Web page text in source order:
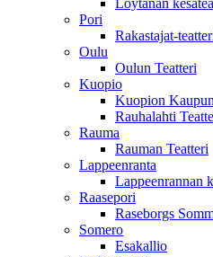
Löytänän
Pori
Rakastajat-
Oulu
Oulun Teatteri
Kuopio
Kuopion
Rauhalahti
Rauma
Rauman Teatteri
Lappeenranta
Lappeenrannan
Raasepori
Raseborgs
Somero
Esakallio